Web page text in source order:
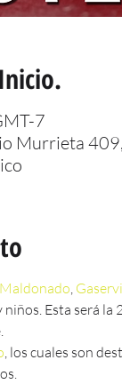
7
Murrieta
Esta será la
, los cuales son